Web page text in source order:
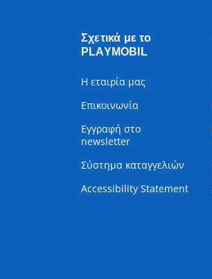
Σχετικά με το
PLAYMOBIL
Η εταιρία μας
Επικοινωνία
Εγγραφή στο
newsletter
Σύστημα καταγγελιών
Accessibility Statement